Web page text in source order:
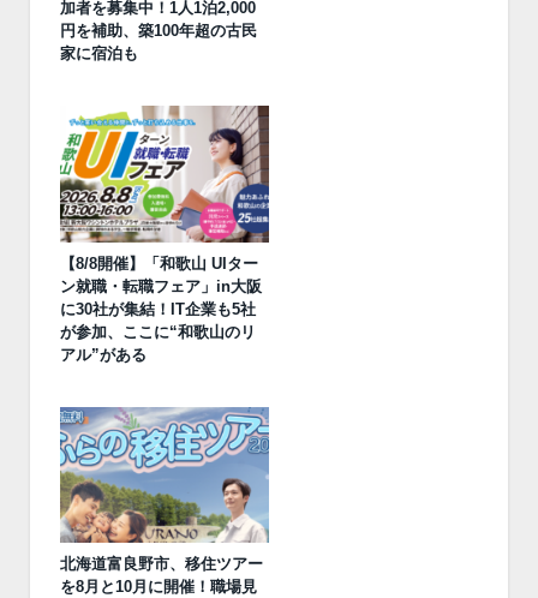
加者を募集中！1人1泊2,000
円を補助、築100年超の古民
家に宿泊も
【8/8開催】「和歌山 UIター
ン就職・転職フェア」in大阪
に30社が集結！IT企業も5社
が参加、ここに“和歌山のリ
アル”がある
北海道富良野市、移住ツアー
を8月と10月に開催！職場見